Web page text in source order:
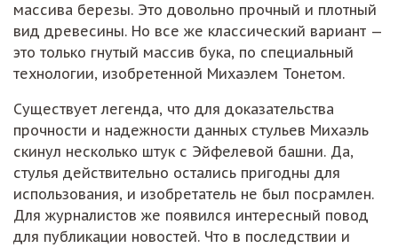
массива березы. Это довольно прочный и плотный
вид древесины. Но все же классический вариант —
это только гнутый массив бука, по специальный
технологии, изобретенной Михаэлем Тонетом.
Существует легенда, что для доказательства
прочности и надежности данных стульев Михаэль
скинул несколько штук с Эйфелевой башни. Да,
стулья действительно остались пригодны для
использования, и изобретатель не был посрамлен.
Для журналистов же появился интересный повод
для публикации новостей. Что в последствии и